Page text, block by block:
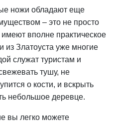
ножи обладают еще
– это не просто
вполне практическое
Златоуста уже многие
служат туристам и
тушу, не
о кости, и вскрыть
небольшое деревце.
вы легко можете